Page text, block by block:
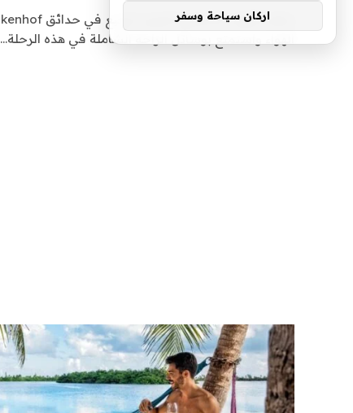
الهواء واستمتع بوسائل الراحة الشاملة في هذه الرحلة…
اركان سياحة وسفر